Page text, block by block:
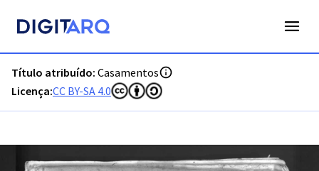
Título atribuído: Casamentos
Licença:CC BY-SA 4.0